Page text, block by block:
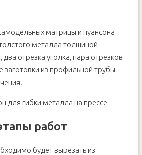
матрицы и пуансона
металла толщиной
отрезка уголка, пара отрезков
заготовки из профильной трубы
работ
будет вырезать из